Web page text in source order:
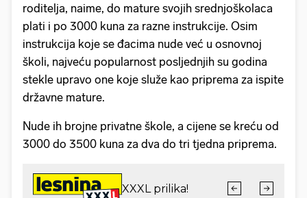
roditelja, naime, do mature svojih srednjoškolaca
plati i po 3000 kuna za razne instrukcije. Osim
instrukcija koje se đacima nude već u osnovnoj
školi, najveću popularnost posljednjih su godina
stekle upravo one koje služe kao priprema za ispite
državne mature.
Nude ih brojne privatne škole, a cijene se kreću od
3000 do 3500 kuna za dva do tri tjedna priprema.